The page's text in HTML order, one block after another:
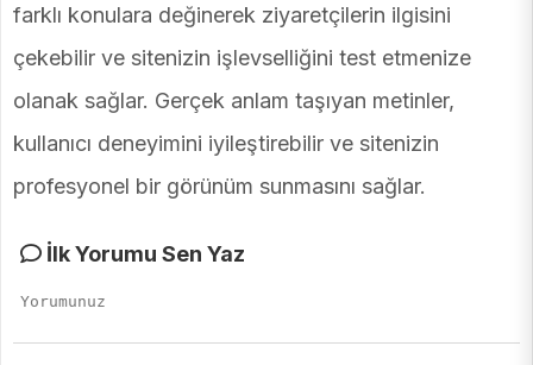
farklı konulara değinerek ziyaretçilerin ilgisini
çekebilir ve sitenizin işlevselliğini test etmenize
olanak sağlar. Gerçek anlam taşıyan metinler,
kullanıcı deneyimini iyileştirebilir ve sitenizin
profesyonel bir görünüm sunmasını sağlar.
İlk Yorumu Sen Yaz